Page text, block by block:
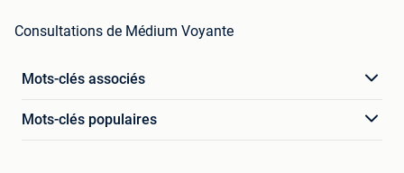
Consultations de Médium Voyante
Mots-clés associés
Mots-clés populaires